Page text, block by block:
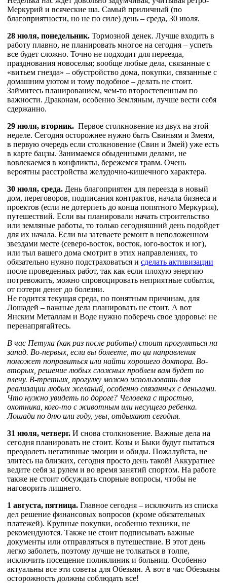
Меркурий и всяческие ша. Самый приличный (по
благоприятности, но не по силе) день – среда, 30 июля.
28 июля, понедельник. Тормозной денек. Лучше входить в
работу плавно, не планировать многое на сегодня – успеть
все будет сложно. Точно не подходит для переезда,
празднования новоселья; вообще любые дела, связанные с
«витьем гнезда» – обустройство дома, покупки, связанные с
домашним уютом и тому подобное – делать не стоит.
Займитесь планированием, чем-то второстепенным по
важности. Драконам, особенно Земляным, лучше вести себя
сдержанно.
29 июля, вторник. Первое столкновение из двух на этой
неделе. Сегодня осторожнее нужно быть Свиньям и Змеям,
в первую очередь если столкновение (Свин и Змей) уже есть
в карте бацзы. Занимаемся обыденными делами, не
вовлекаемся в конфликты, бережемся травм. Очень
вероятны расстройства желудочно-кишечного характера.
30 июля, среда. День благоприятен для переезда в новый
дом, переговоров, подписания контрактов, начала бизнеса и
проектов (если не дотерпеть до конца попятного Меркурия),
путешествий. Если вы планировали начать строительство
или земляные работы, то только сегодняшний день подойдет
для их начала. Если вы затеваете ремонт в неположенном
звездами месте (северо-восток, восток, юго-восток и юг),
или тыл вашего дома смотрит в этих направлениях, то
обязательно нужно подстраховаться и сделать активизации
после проведенных работ, так как если плохую энергию
потревожить, можно спровоцировать неприятные события,
от потери денег до болезни.
Не годится текущая среда, по понятным причинам, для
Лошадей – важные дела планировать не стоит. А вот
Янским Металлам и Воде нужно поберечь свое здоровье: не
перенапрягайтесь.
В час Петуха (как раз после работы) стоит прогуляться на
запад. Во-первых, если вы болеете, то ци направления
поможет поправиться или найти хорошего доктора. Во-
вторых, решение любых сложных проблем вам будет по
плечу. В-третьих, прогулку можно использовать для
реализации любых желаний, особенно связанных с деньгами.
Что нужно увидеть по дороге? Человека с тростью,
охотника, кого-то с животным или несущего ребенка.
Лошади по дню или году, увы, отдыхают сегодня.
31 июля, четверг. И снова столкновение. Важные дела на
сегодня планировать не стоит. Козы и Быки будут пытаться
преодолеть негативные эмоции и обиды. Пожалуйста, не
злитесь на близких, сегодня просто день такой! Аккуратнее
ведите себя за рулем и во время занятий спортом. На работе
также не стоит обсуждать спорные вопросы, чтобы не
наговорить лишнего.
1 августа, пятница. Главное сегодня – исключить из списка
дел решение финансовых вопросов (кроме обязательных
платежей). Крупные покупки, особенно техники, не
рекомендуются. Также не стоит подписывать важные
документы или отправляться в путешествие. В этот день
легко заболеть, поэтому лучше не толкаться в толпе,
исключить посещение поликлиник и больниц. Особенно
актуальны все эти советы для Обезьян. А вот в час Обезьяны
осторожность должны соблюдать все!